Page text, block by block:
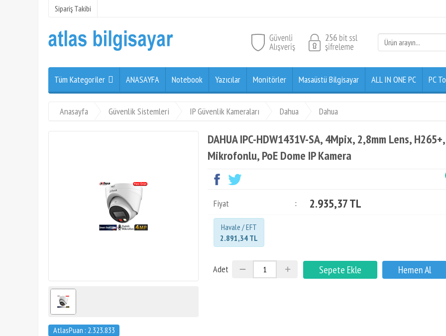
Sipariş Takibi
Tüm Kategoriler ANASAYFA Notebook Yazıcılar Monitörler Masaüstü Bilgisayar ALL IN ONE PC PC
Anasayfa Güvenlik Sistemleri IP Güvenlik Kameraları Dahua Dahua
AtlasPuan : 2.323.833
DAHUA IPC-HDW1431V-SA, 4Mpix, 2,8mm Lens,
Mikrofonlu, PoE Dome IP Kamera
Fiyat : 2.935,37 TL
Havale / EFT
2.891,34 TL
Adet